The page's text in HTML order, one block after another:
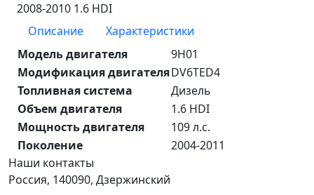
2008-2010 1.6 HDI
Описание
Характеристики
Модель двигателя
9H01
Модификация двигателяDV6TED4
Топливная система
Дизель
Объем двигателя
1.6 HDI
Мощность двигателя
109 л.с.
Поколение
2004-2011
Наши контакты
Россия, 140090, Дзержинский